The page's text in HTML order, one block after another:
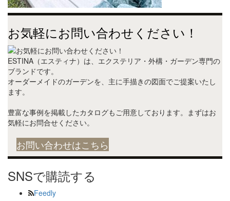
お気軽にお問い合わせください！
ESTINA（エスティナ）は、エクステリア・外構・ガーデン専門の
ブランドです。
オーダーメイドのガーデンを、主に手描きの図面でご提案いたし
ます。
豊富な事例を掲載したカタログもご用意しております。まずはお
気軽にお問合せください。
お問い合わせはこちら
SNSで購読する
Feedly